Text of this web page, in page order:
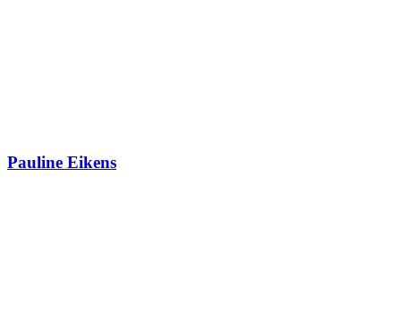
Pauline Eikens